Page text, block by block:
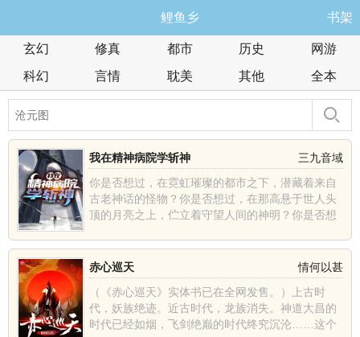
鲤鱼乡 书架
玄幻 修真 都市 历史
网游
科幻
言情 耽美 其他 全本
三九音域
我在精神病院学斩神
你是否想过，在霓虹璀璨的都市之下，潜藏着来自
古老神话的怪物？你是否想过，在那高悬于世人头
顶的月亮之上，伫立着守望人间的神明？你是否想
情何以甚
赤心巡天
（《赤心巡天》实体书已在全网发售。）上古时
代，妖族绝迹。近古时代，龙族消失。神道大昌的
时代已经如烟，飞剑绝巅的时代终究沉沦……这个